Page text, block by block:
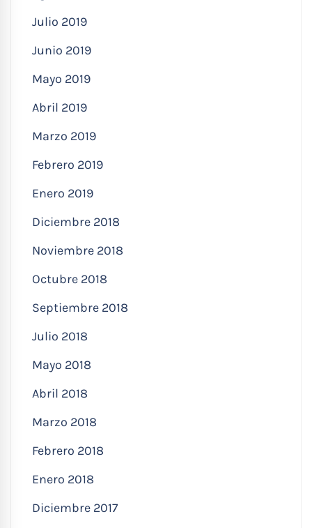
Julio 2019
Junio 2019
Mayo 2019
Abril 2019
Marzo 2019
Febrero 2019
Enero 2019
Diciembre 2018
Noviembre 2018
Octubre 2018
Septiembre 2018
Julio 2018
Mayo 2018
Abril 2018
Marzo 2018
Febrero 2018
Enero 2018
Diciembre 2017